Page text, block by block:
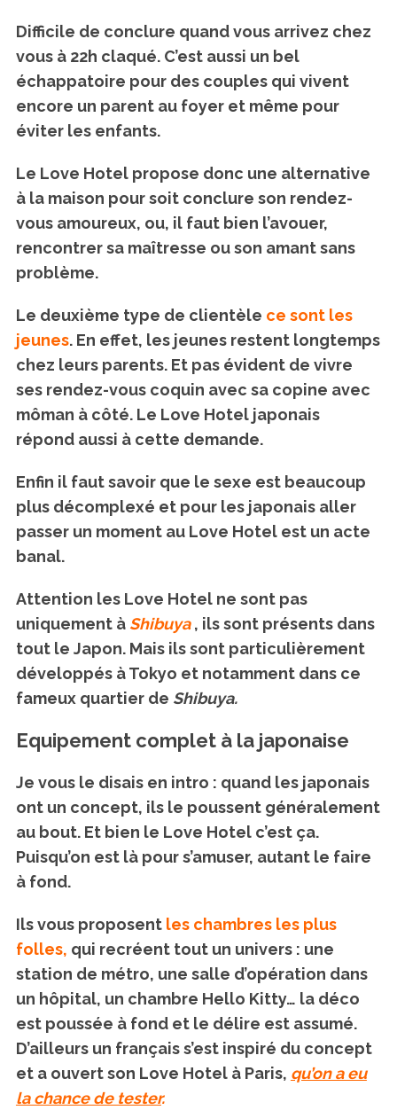
Difficile de conclure quand vous arrivez chez
vous à 22h claqué. C’est aussi un bel
échappatoire pour des couples qui vivent
encore un parent au foyer et même pour
éviter les enfants.
Le Love Hotel propose donc une alternative
à la maison pour soit conclure son rendez-
vous amoureux, ou, il faut bien l’avouer,
rencontrer sa maîtresse ou son amant sans
problème.
Le deuxième type de clientèle ce sont les
jeunes. En effet, les jeunes restent longtemps
chez leurs parents. Et pas évident de vivre
ses rendez-vous coquin avec sa copine avec
môman à côté. Le Love Hotel japonais
répond aussi à cette demande.
Enfin il faut savoir que le sexe est beaucoup
plus décomplexé et pour les japonais aller
passer un moment au Love Hotel est un acte
banal.
Attention les Love Hotel ne sont pas
uniquement à Shibuya, ils sont présents dans
tout le Japon. Mais ils sont particulièrement
développés à Tokyo et notamment dans ce
fameux quartier de Shibuya.
Equipement complet à la japonaise
Je vous le disais en intro : quand les japonais
ont un concept, ils le poussent généralement
au bout. Et bien le Love Hotel c’est ça.
Puisqu’on est là pour s’amuser, autant le faire
à fond.
Ils vous proposentles chambres les plus
folles, qui recréent tout un univers : une
station de métro, une salle d’opération dans
un hôpital, un chambre Hello Kitty… la déco
est poussée à fond et le délire est assumé.
D’ailleurs un français s’est inspiré du concept
et a ouvert son Love Hotel à Paris, qu’on a eu
la chance de tester.